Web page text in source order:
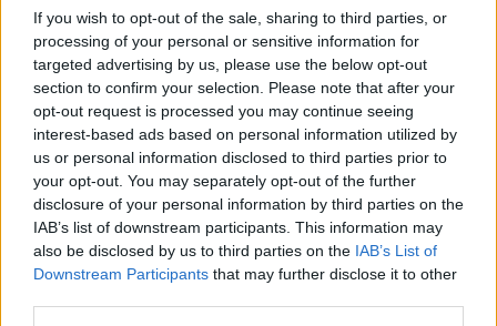
If you wish to opt-out of the sale, sharing to third parties, or
processing of your personal or sensitive information for
targeted advertising by us, please use the below opt-out
section to confirm your selection. Please note that after your
opt-out request is processed you may continue seeing
interest-based ads based on personal information utilized by
us or personal information disclosed to third parties prior to
your opt-out. You may separately opt-out of the further
disclosure of your personal information by third parties on the
IAB’s list of downstream participants. This information may
also be disclosed by us to third parties on the IAB’s List of
Downstream Participants that may further disclose it to other
προειδοποίησε γιανέα μέτρα τηςΆγκυρας
εναντίον τωνπρεσβειών, αν συνεχίσουν
αυτή τηδράση.
«Τουπουργείο Εσωτερικώνμας έχει αυξήσει
τα μέτρα ασφαλείαςμας ειδικά σε
αποστολέςορισμένων χωρώνμετά από το
κάψιμο τουΚορανίου και αυτή την ασέβεια.
Λαμβάνουμε ήδημέτρα, είμαστε ευαίσθητοι
σε αυτά τα ζητήματα. Επειδή υποχρέωσή μας